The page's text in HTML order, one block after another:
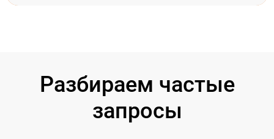
Разбираем частые
запросы